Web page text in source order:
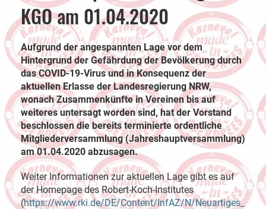
KGO am 01.04.2020
Aufgrund der angespannten Lage vor dem
Hintergrund der Gefährdung der Bevölkerung durch
das COVID-19-Virus und in Konsequenz der
aktuellen Erlasse der Landesregierung NRW,
wonach Zusammenkünfte in Vereinen bis auf
weiteres untersagt worden sind, hat der Vorstand
beschlossen die bereits terminierte ordentliche
Mitgliederversammlung (Jahreshauptversammlung)
am 01.04.2020 abzusagen.
Weiter Informationen zur aktuellen Lage gibt es auf
der Homepage des Robert-Koch-Institutes
(https://www.rki.de/DE/Content/InfAZ/N/Neuartiges_